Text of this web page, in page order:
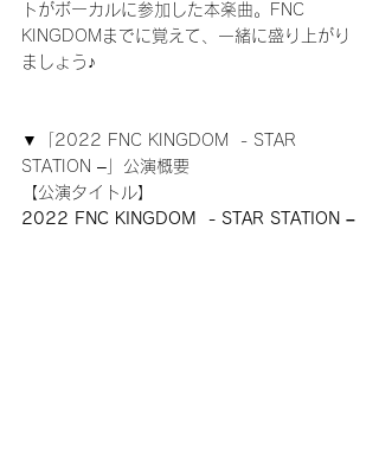
トがボーカルに参加した本楽曲。FNC
KINGDOMまでに覚えて、一緒に盛り上がり
ましょう♪
▼「2022 FNC KINGDOM  - STAR
STATION –」公演概要
【公演タイトル】
2022 FNC KINGDOM  - STAR STATION –